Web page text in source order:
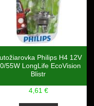
Philips H4 12V
55W LongLife EcoVision
Blistr
4,61 €